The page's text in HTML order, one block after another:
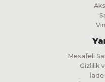
Mesafeli
Gizlilik
İade